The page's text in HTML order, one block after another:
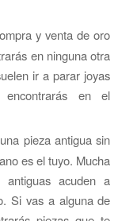
y venta de oro
en ninguna otra
ir a parar joyas
encontrarás en el
pieza antigua sin
es el tuyo. Mucha
acuden a
Si vas a alguna de